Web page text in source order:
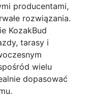
producentami,
rozwiązania.
KozakBud
tarasy i
wielu
dopasować